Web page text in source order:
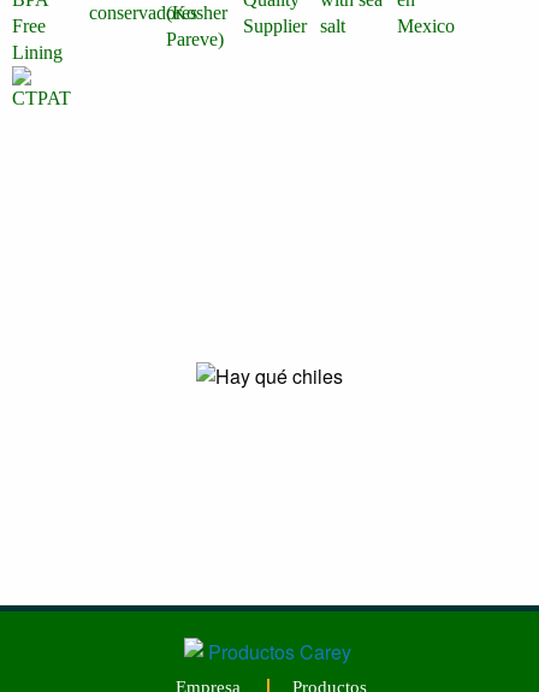
Empresa Productos